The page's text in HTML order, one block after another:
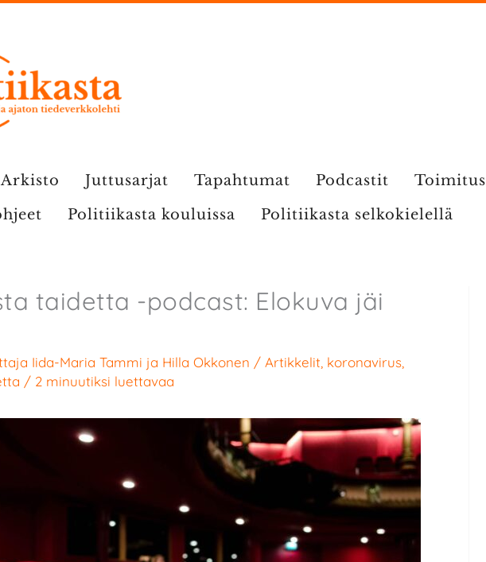
Arkisto Juttusarjat Tapahtumat Podcastit Toimitus
Politiikasta kouluissa Politiikasta selkokielellä
taidetta -podcast: Elokuva jäi
Iida-Maria Tammi ja Hilla Okkonen / Artikkelit koronavirus
/ 2 minuutiksi luettavaa